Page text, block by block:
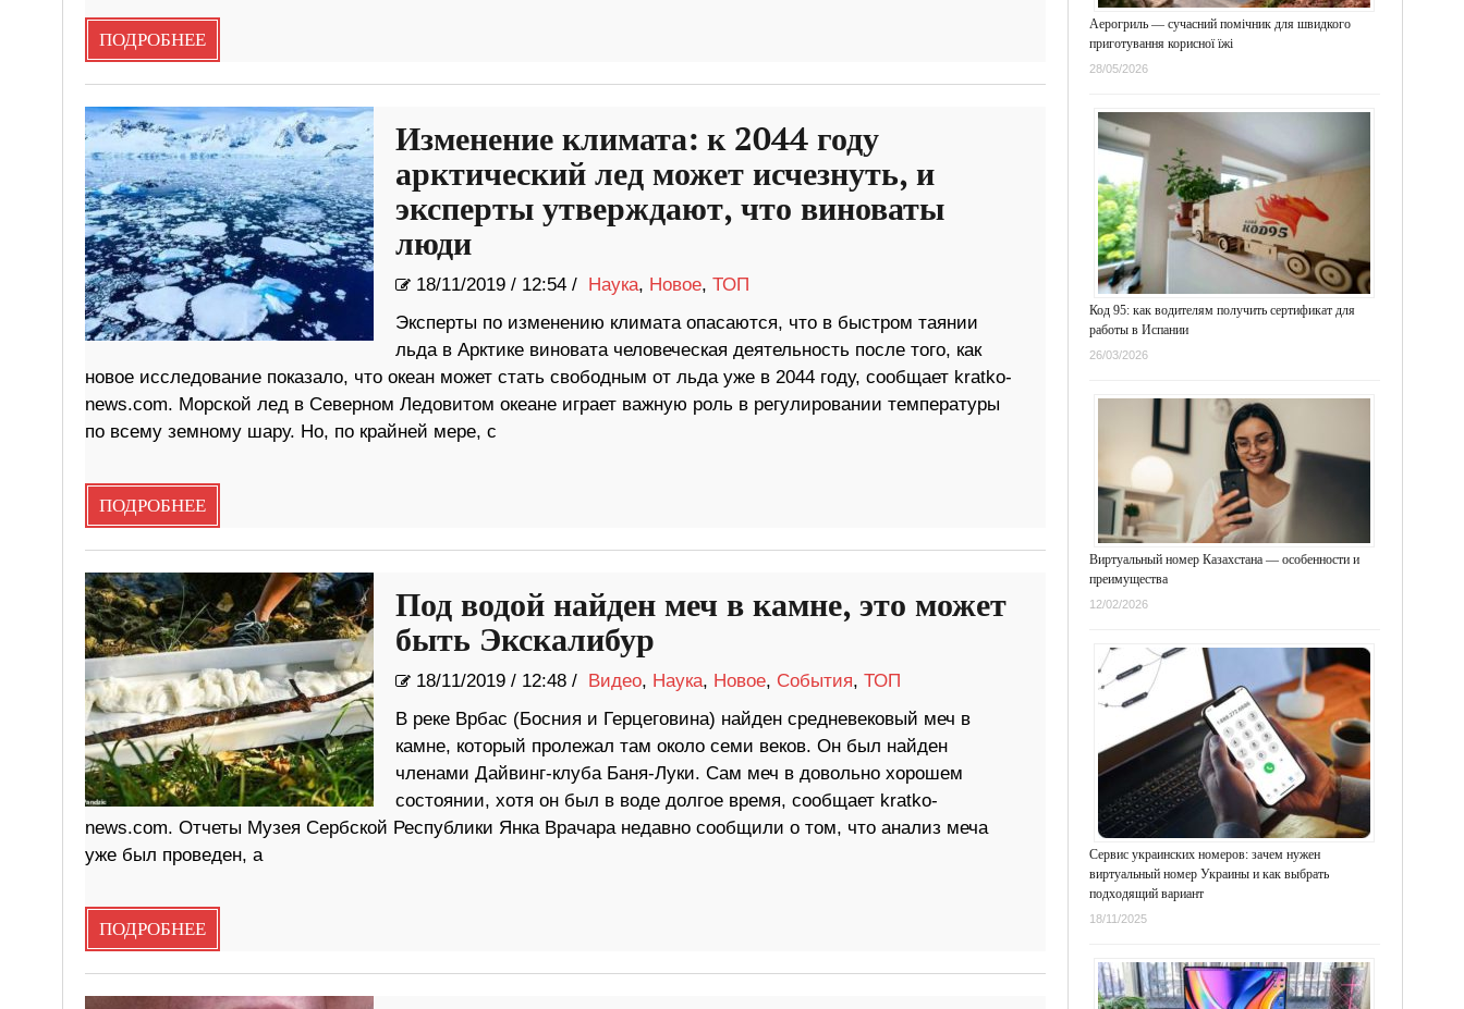
ПОДРОБНЕЕ
Изменение климата: к 2044 году
арктический лед может исчезнуть, и
эксперты утверждают, что виноваты
люди
18/11/2019/ 12:54 / Наука, Новое, ТОП
Эксперты по изменению климата опасаются, что в быстром таянии
льда в Арктике виновата человеческая деятельность после того, как
новое исследование показало, что океан может стать свободным от льда уже в 2044 году, сообщает kratko-
news.com. Морской лед в Северном Ледовитом океане играет важную роль в регулировании температуры
по всему земному шару. Но, по крайней мере, с
ПОДРОБНЕЕ
Под водой найден меч в камне, это может
быть Экскалибур
18/11/2019/ 12:48 / Видео, Наука, Новое, События, ТОП
В реке Врбас (Босния и Герцеговина) найден средневековый меч в
камне, который пролежал там около семи веков. Он был найден
членами Дайвинг-клуба Баня-Луки. Сам меч в довольно хорошем
состоянии, хотя он был в воде долгое время, сообщает kratko-
news.com. Отчеты Музея Сербской Республики Янка Врачара недавно сообщили о том, что анализ меча
уже был проведен, а
ПОДРОБНЕЕ
Аерогриль — сучасний помічник для швидкого
приготування корисної їжі
28/05/2026
Код 95: как водителям получить сертификат для
работы в Испании
26/03/2026
Виртуальный номер Казахстана — особенности и
преимущества
12/02/2026
Сервис украинских номеров: зачем нужен
виртуальный номер Украины и как выбрать
подходящий вариант
18/11/2025